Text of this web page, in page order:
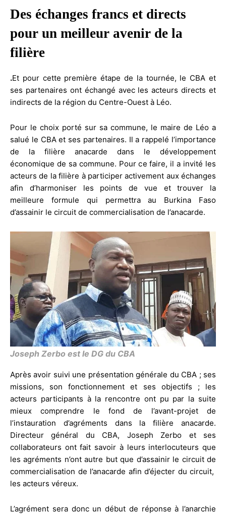
Des échanges francs et directs
pour un meilleur avenir de la
filière
.Et pour cette première étape de la tournée, le CBA et
ses partenaires ont échangé avec les acteurs directs et
indirects de la région du Centre-Ouest à Léo.
Pour le choix porté sur sa commune, le maire de Léo a
salué le CBA et ses partenaires. Il a rappelé l’importance
de la filière anacarde dans le développement
économique de sa commune. Pour ce faire, il a invité les
acteurs de la filière à participer activement aux échanges
afin d’harmoniser les points de vue et trouver la
meilleure formule qui permettra au Burkina Faso
d’assainir le circuit de commercialisation de l’anacarde.
Joseph Zerbo est le DG du CBA
Après avoir suivi une présentation générale du CBA ; ses
missions, son fonctionnement et ses objectifs ; les
acteurs participants à la rencontre ont pu par la suite
mieux comprendre le fond de l’avant-projet de
l’instauration d’agréments dans la filière anacarde.
Directeur général du CBA, Joseph Zerbo et ses
collaborateurs ont fait savoir à leurs interlocuteurs que
les agréments n’ont autre but que d’assainir le circuit de
commercialisation de l’anacarde afin d’éjecter du circuit,
les acteurs véreux.
L’agrément sera donc un début de réponse à l’anarchie